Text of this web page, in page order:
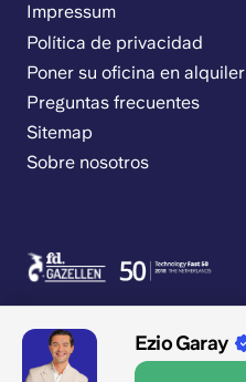
Ezio Garay
Impressum
Política de privacidad
Poner su oficina en alquiler
Preguntas frecuentes
Sitemap
Sobre nosotros